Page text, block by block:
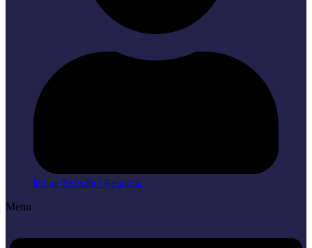
Iniciar Sessão / Registar
Menu